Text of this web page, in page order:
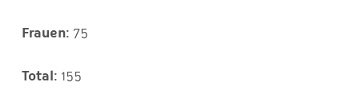
75
155